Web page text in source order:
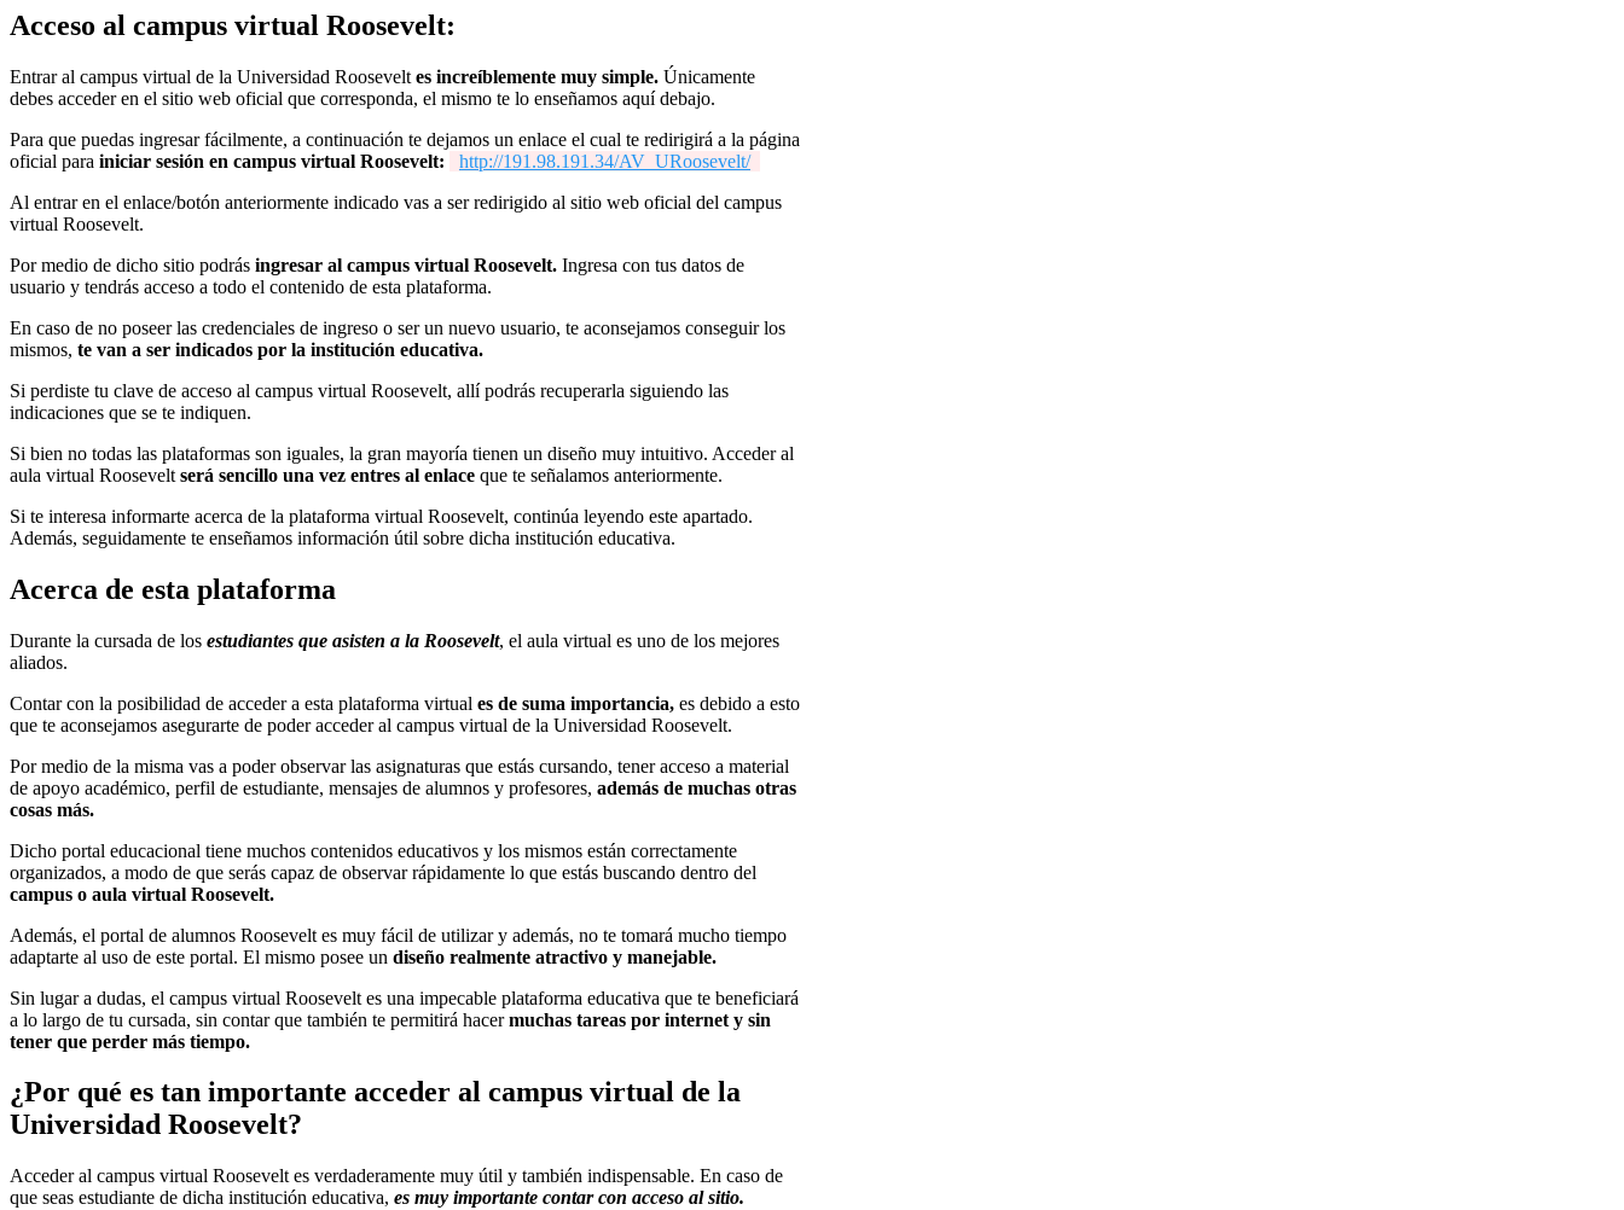
Acceso al campus virtual Roosevelt:
Entrar al campus virtual de la Universidad Roosevelt es increíblemente muy simple. Únicamente
debes acceder en el sitio web oficial que corresponda, el mismo te lo enseñamos aquí debajo.
Para que puedas ingresar fácilmente, a continuación te dejamos un enlace el cual te redirigirá a la página
oficial para iniciar sesión en campus virtual Roosevelt:
http://191.98.191.34/AV_URoosevelt/
Al entrar en el enlace/botón anteriormente indicado vas a ser redirigido al sitio web oficial del campus
virtual Roosevelt.
Por medio de dicho sitio podrás ingresar al campus virtual Roosevelt. Ingresa con tus datos de
usuario y tendrás acceso a todo el contenido de esta plataforma.
En caso de no poseer las credenciales de ingreso o ser un nuevo usuario, te aconsejamos conseguir los
mismos, te van a ser indicados por la institución educativa.
Si perdiste tu clave de acceso al campus virtual Roosevelt, allí podrás recuperarla siguiendo las
indicaciones que se te indiquen.
Si bien no todas las plataformas son iguales, la gran mayoría tienen un diseño muy intuitivo. Acceder al
aula virtual Roosevelt será sencillo una vez entres al enlace que te señalamos anteriormente.
Si te interesa informarte acerca de la plataforma virtual Roosevelt, continúa leyendo este apartado.
Además, seguidamente te enseñamos información útil sobre dicha institución educativa.
Acerca de esta plataforma
Durante la cursada de los estudiantes que asisten a la Roosevelt, el aula virtual es uno de los mejores
aliados.
Contar con la posibilidad de acceder a esta plataforma virtual es de suma importancia, es debido a esto
que te aconsejamos asegurarte de poder acceder al campus virtual de la Universidad Roosevelt.
Por medio de la misma vas a poder observar las asignaturas que estás cursando, tener acceso a material
de apoyo académico, perfil de estudiante, mensajes de alumnos y profesores, además de muchas otras
cosas más.
Dicho portal educacional tiene muchos contenidos educativos y los mismos están correctamente
organizados, a modo de que serás capaz de observar rápidamente lo que estás buscando dentro del
campus o aula virtual Roosevelt.
Además, el portal de alumnos Roosevelt es muy fácil de utilizar y además, no te tomará mucho tiempo
adaptarte al uso de este portal. El mismo posee un diseño realmente atractivo y manejable.
Sin lugar a dudas, el campus virtual Roosevelt es una impecable plataforma educativa que te beneficiará
a lo largo de tu cursada, sin contar que también te permitirá hacermuchas tareas por internet y sin
tener que perder más tiempo.
¿Por qué es tan importante acceder al campus virtual de la
Universidad Roosevelt?
Acceder al campus virtual Roosevelt es verdaderamente muy útil y también indispensable. En caso de
que seas estudiante de dicha institución educativa, es muy importante contar con acceso al sitio.